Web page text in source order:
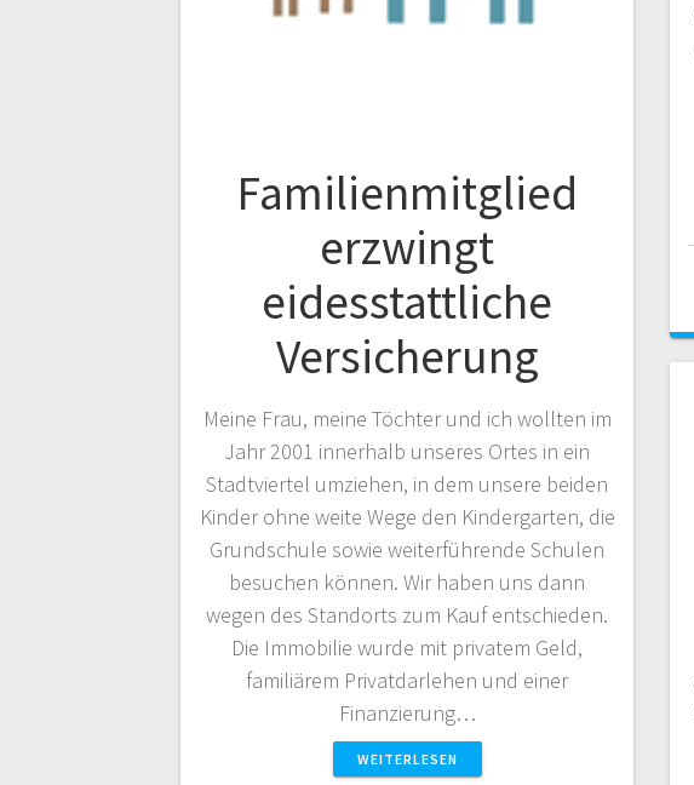
Familienmitglied
erzwingt
eidesstattliche
Versicherung
Meine Frau, meine Töchter und ich wollten im
Jahr 2001 innerhalb unseres Ortes in ein
Stadtviertel umziehen, in dem unsere beiden
Kinder ohne weite Wege den Kindergarten, die
Grundschule sowie weiterführende Schulen
besuchen können. Wir haben uns dann
wegen des Standorts zum Kauf entschieden.
Die Immobilie wurde mit privatem Geld,
familiärem Privatdarlehen und einer
Finanzierung…
WEITERLESEN